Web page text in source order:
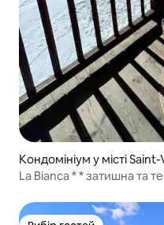
Кондомініум у місті
La Bianca * * затишна та